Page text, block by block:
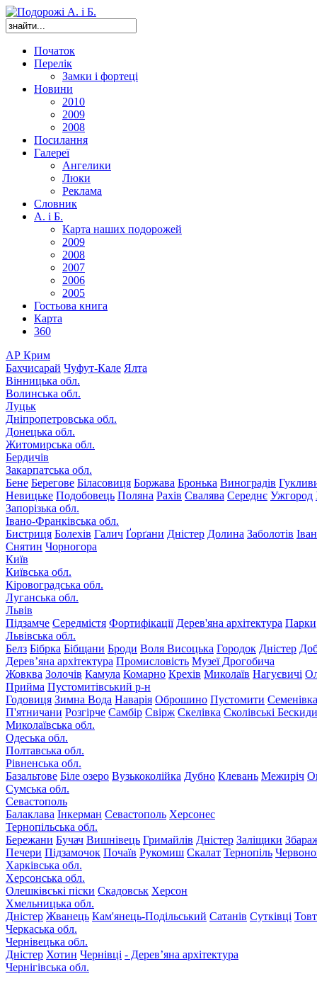
Початок
Перелік
Замки і фортеці
Новини
2010
2009
2008
Посилання
Галереї
Ангелики
Люки
Реклама
Словник
А. і Б.
Карта наших подорожей
2009
2008
2007
2006
2005
Гостьова книга
Карта
360
АР Крим
Бахчисарай Чуфут-Кале Ялта
Вінницька обл.
Волинська обл.
Луцьк
Дніпропетровська обл.
Донецька обл.
Житомирська обл.
Бердичів
Закарпатська обл.
Бене Берегове Біласовиця Боржава Бронька Виноградів
Невицьке Подобовець Поляна Рахів Свалява Середнє Ужгород
Запорізька обл.
Івано-Франківська обл.
Бистриця Болехів Галич Ґорґани Дністер Долина Заболотів
Снятин Чорногора
Київ
Київська обл.
Кіровоградська обл.
Луганська обл.
Львів
Підзамче Середмістя Фортифікації Дерев'яна архітектура Парки
Львівська обл.
Белз Бібрка Бібщани Броди Воля Висоцька Городок Дністер
Дерев’яна архітектура Промисловість Музеї Дрогобича
Жовква Золочів Камула Комарно Крехів Миколаїв Нагуєвичі
Прийма Пустомитівський р-н
Годовиця Зимна Вода Наварія Оброшино Пустомити Семенівка
П'ятничани Розгірче Самбір Свірж Скелівка Сколівські Бескиди
Миколаївська обл.
Одеська обл.
Полтавська обл.
Рівненська обл.
Базальтове Біле озеро Вузькоколійка Дубно Клевань Межиріч
Сумська обл.
Севастополь
Балаклава Інкерман Севастополь Херсонес
Тернопільська обл.
Бережани Бучач Вишнівець Гримайлів Дністер Заліщики
Печери Підзамочок Почаїв Рукомиш Скалат Тернопіль
Харківська обл.
Херсонська обл.
Олешківські піски Скадовськ Херсон
Хмельницька обл.
Дністер Жванець Кам'янець-Подільський Сатанів Сутківці
Черкаська обл.
Чернівецька обл.
Дністер Хотин Чернівці - Дерев’яна архітектура
Чернігівська обл.